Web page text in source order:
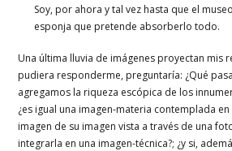
Soy, por ahora y tal vez hasta que el
esponja que pretende absorberlo todo.
Una última lluvia de imágenes proyectan mis
pudiera responderme, preguntaría: ¿Qué
agregamos la riqueza escópica de los
¿es igual una imagen-materia contemplada
imagen de su imagen vista a través de una
integrarla en una imagen-técnica?; ¿y si,